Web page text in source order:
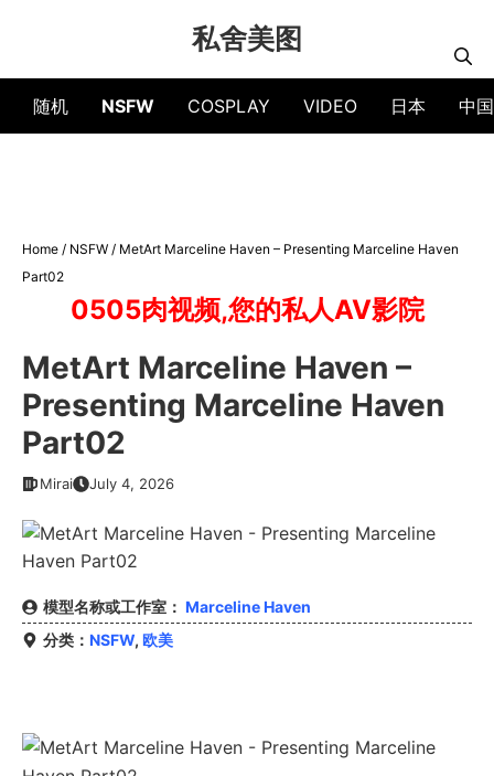
私舍美图
随机 NSFW COSPLAY VIDEO 日本 中国
Home / NSFW / MetArt Marceline Haven – Presenting Marceline Haven
Part02
0505肉视频,您的私人AV影院
MetArt Marceline Haven –
Presenting Marceline Haven
Part02
Mirai July 4, 2026
模型名称或工作室： Marceline Haven
分类： NSFW, 欧美